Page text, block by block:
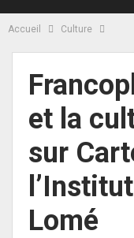
Accueil Culture
et la
sur
Lomé